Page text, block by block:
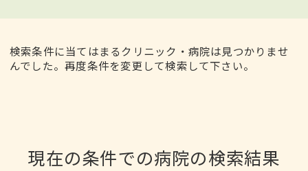
検索条件に当てはまるクリニック・病院は見つかりませ
んでした。再度条件を変更して検索して下さい。
現在の条件での病院の検索結果